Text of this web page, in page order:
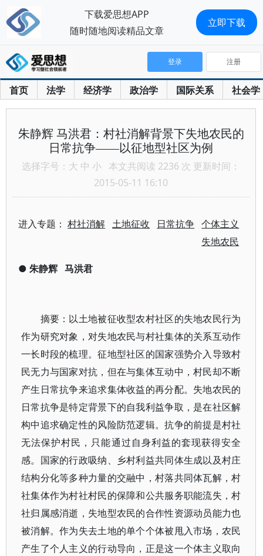
首页 法学 经济学 政治学 国际关系 社会学
登录 注册
朱静辉 马洪君：村社消解背景下失地农民的
日常抗争——以征地型社区为例
选择字号： 大 中 小 本文共阅读 2236 次 更新时间：
2015-05-11 16:10
进入专题：村社消解 土地征收 日常抗争 个体主义
失地农民
● 朱静辉 马洪君
摘要：以土地被征收型农村社区的失地农民行为
作为研究对象，对失地农民与村社集体的关系互动作
一长时段的梳理。征地型社区的国家强势介入导致村
民无力与国家对抗，但在与集体互动中，村民却不断
产生日常抗争来追求集体收益的再分配。失地农民的
日常抗争是特定背景下的自我利益争取，是在社区解
构中追求确定性的风险防范逻辑。抗争的前提是村社
无法保护村民，只能通过自身利益的套现获得安全
感。国家的行政吸纳、乡村利益共同体生成以及村庄
结构分化等多种力量的交融中，村落共同体瓦解，村
社集体作为村社村民的保障和公共服务职能流失，村
社归属感消逝，失地型农民的合作性资源动员能力也
被消解。作为失去土地的单个个体被甩入市场，农民
产生了个人主义的行动导向，正是这一个体主义取向
下载爱思想APP
随时随地阅读精品文章
立即下载